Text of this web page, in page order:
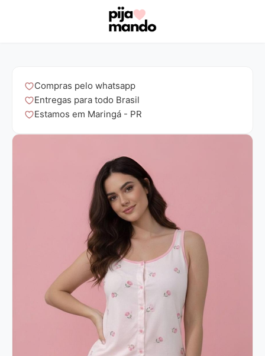
Compras pelo whatsapp
Entregas para todo Brasil
Estamos em Maringá - PR